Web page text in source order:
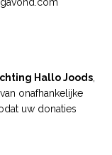
Hallo Joods
onafhankelijke
uw donaties